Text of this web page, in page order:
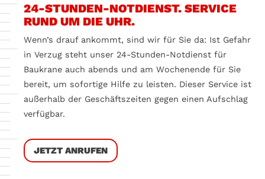
24-STUNDEN-NOTDIENST. SERVICE
RUND UM DIE UHR.
Wenn’s drauf ankommt, sind wir für Sie da: Ist Gefahr
in Verzug steht unser 24-Stunden-Notdienst für
Baukrane auch abends und am Wochenende für Sie
bereit, um sofortige Hilfe zu leisten. Dieser Service ist
außerhalb der Geschäftszeiten gegen einen Aufschlag
verfügbar.
JETZT ANRUFEN